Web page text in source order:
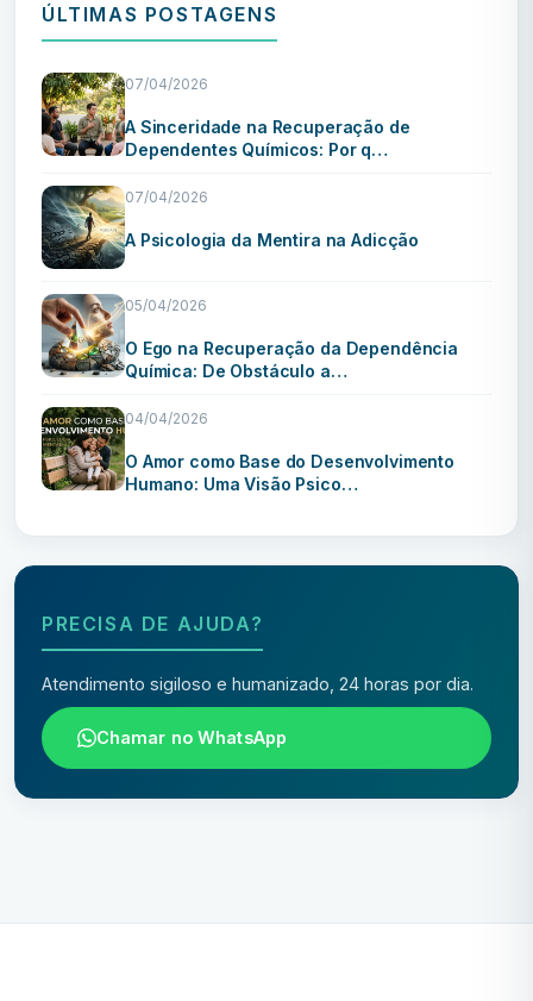
ÚLTIMAS POSTAGENS
07/04/2026
A Sinceridade na Recuperação de
Dependentes Químicos: Por q…
07/04/2026
A Psicologia da Mentira na Adicção
05/04/2026
O Ego na Recuperação da Dependência
Química: De Obstáculo a…
04/04/2026
O Amor como Base do Desenvolvimento
Humano: Uma Visão Psico…
PRECISA DE AJUDA?
Atendimento sigiloso e humanizado, 24 horas por dia.
Chamar no WhatsApp